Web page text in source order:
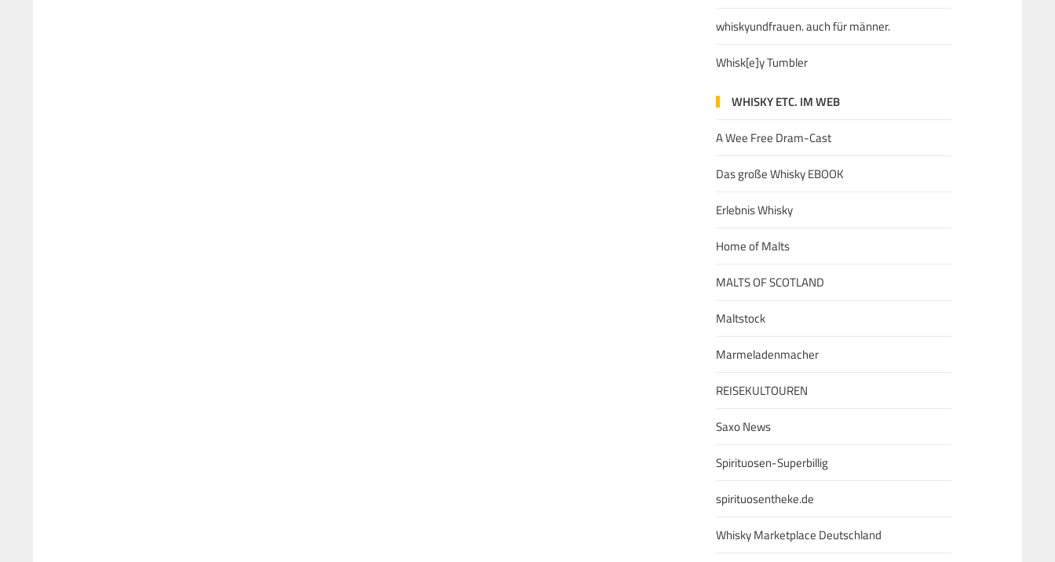
whiskyundfrauen. auch für männer.
Whisk[e]y Tumbler
WHISKY ETC. IM WEB
A Wee Free Dram-Cast
Das große Whisky EBOOK
Erlebnis Whisky
Home of Malts
MALTS OF SCOTLAND
Maltstock
Marmeladenmacher
REISEKULTOUREN
Saxo News
Spirituosen-Superbillig
spirituosentheke.de
Whisky Marketplace Deutschland